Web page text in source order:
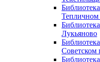
Тепличном
Лукьяново
Советском